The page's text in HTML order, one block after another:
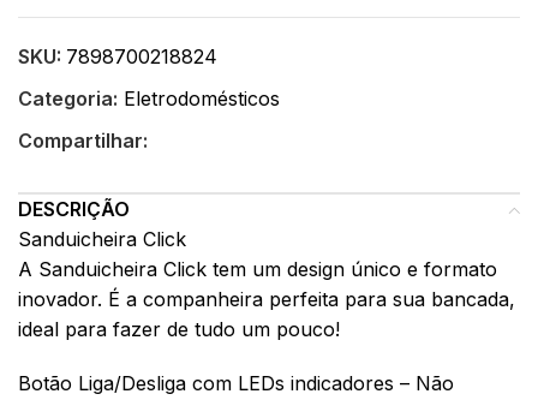
SKU: 7898700218824
Categoria: Eletrodomésticos
Compartilhar:
DESCRIÇÃO
Sanduicheira Click
A Sanduicheira Click tem um design único e formato
inovador. É a companheira perfeita para sua bancada,
ideal para fazer de tudo um pouco!
Botão Liga/Desliga com LEDs indicadores – Não